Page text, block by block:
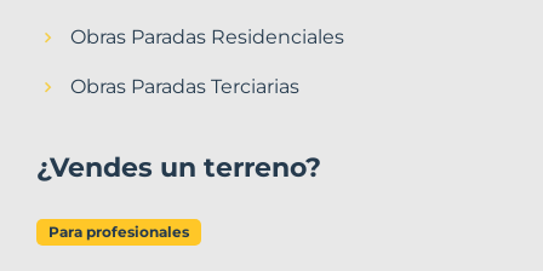
Obras Paradas Residenciales
Obras Paradas Terciarias
¿Vendes un terreno?
Para profesionales